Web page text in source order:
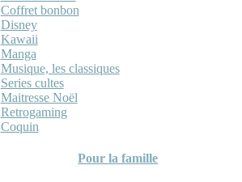
Coffret bonbon
Disney
Kawaii
Manga
Musique, les classiques
Series cultes
Maitresse Noël
Retrogaming
Coquin
Pour la famille